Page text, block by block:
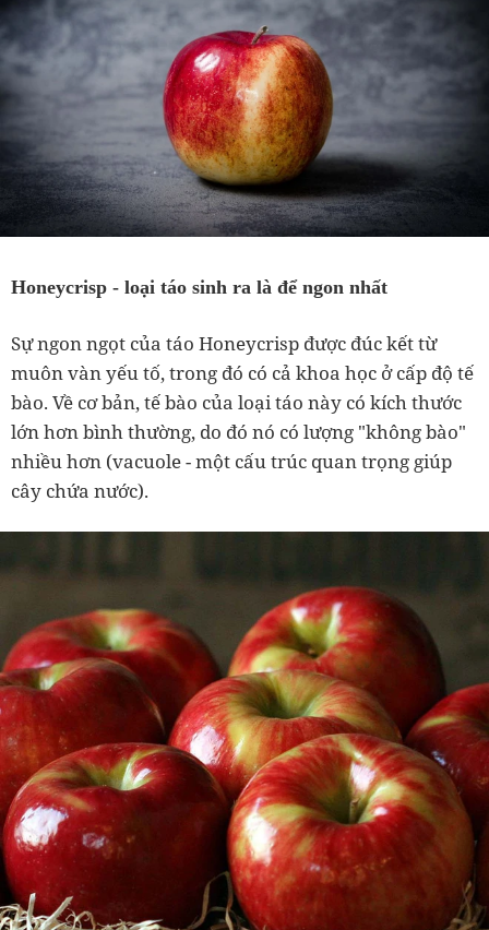
Honeycrisp - loại táo sinh ra là để ngon nhất
Sự ngon ngọt của táo Honeycrisp được đúc kết từ
muôn vàn yếu tố, trong đó có cả khoa học ở cấp độ tế
bào. Về cơ bản, tế bào của loại táo này có kích thước
lớn hơn bình thường, do đó nó có lượng "không bào"
nhiều hơn (vacuole - một cấu trúc quan trọng giúp
cây chứa nước).